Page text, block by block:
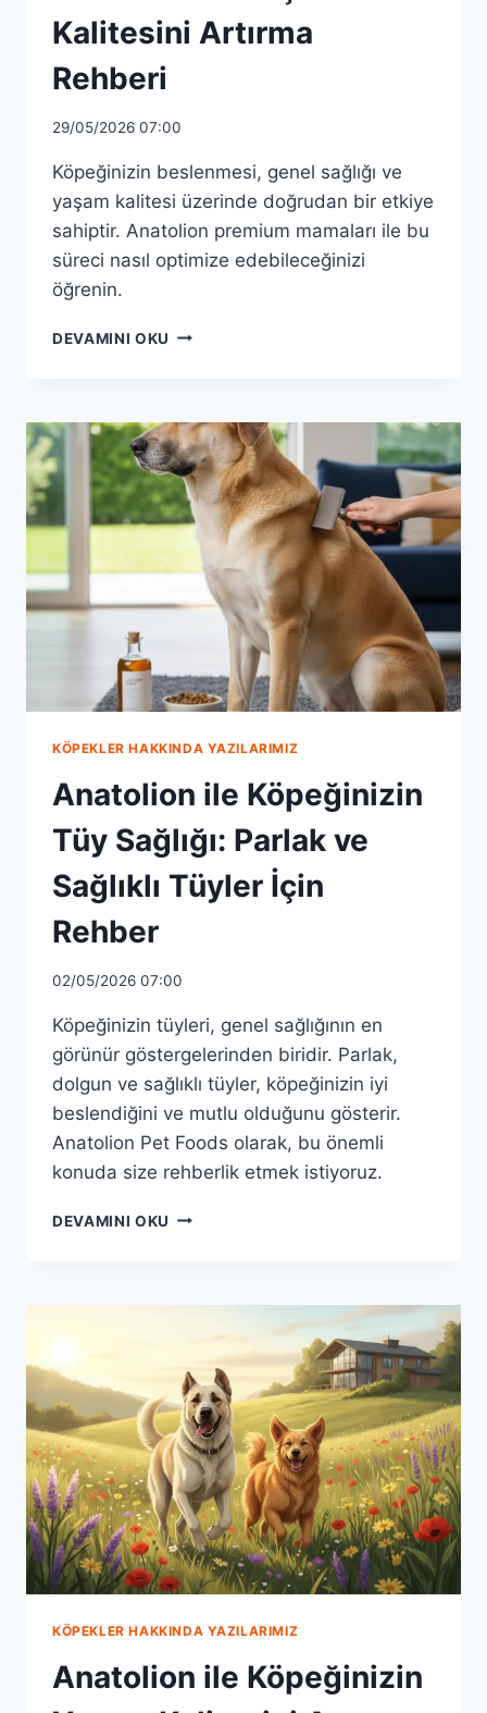
Kalitesini Artırma
Rehberi
29/05/2026 07:00
Köpeğinizin beslenmesi, genel sağlığı ve
yaşam kalitesi üzerinde doğrudan bir etkiye
sahiptir. Anatolion premium mamaları ile bu
süreci nasıl optimize edebileceğinizi
öğrenin.
DEVAMINI OKU ANATOLION
YAŞAM
KALITESINI
ARTIRMA
REHBERI
KÖPEKLER HAKKINDA YAZILARIMIZ
Anatolion ile Köpeğinizin
Tüy Sağlığı: Parlak ve
Sağlıklı Tüyler İçin
Rehber
02/05/2026 07:00
Köpeğinizin tüyleri, genel sağlığının en
görünür göstergelerinden biridir. Parlak,
dolgun ve sağlıklı tüyler, köpeğinizin iyi
beslendiğini ve mutlu olduğunu gösterir.
Anatolion Pet Foods olarak, bu önemli
konuda size rehberlik etmek istiyoruz.
DEVAMINI OKU ANATOLION
SAĞLIĞI:
SAĞLIKLI
TÜYLER
İÇIN
REHBER
KÖPEKLER HAKKINDA YAZILARIMIZ
Anatolion ile Köpeğinizin